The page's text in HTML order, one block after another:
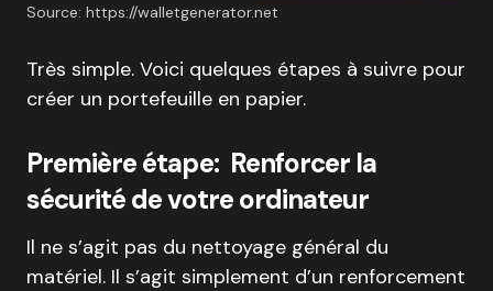
Source: https://walletgenerator.net
Très simple. Voici quelques étapes à suivre pour
créer un portefeuille en papier.
Première étape: Renforcer la
sécurité de votre ordinateur
Il ne s’agit pas du nettoyage général du
matériel. Il s’agit simplement d’un renforcement